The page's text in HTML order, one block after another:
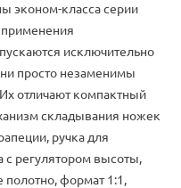
эконом-классасерии
применения
исключительно
просто незаменимы
отличают компактный
складывания ножек
, ручка для
с регулятором высоты,
полотно,формат 1:1,